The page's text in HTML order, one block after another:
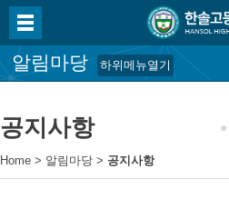
알림마당 하위메뉴열기
공지사항
Home > 알림마당 > 공지사항